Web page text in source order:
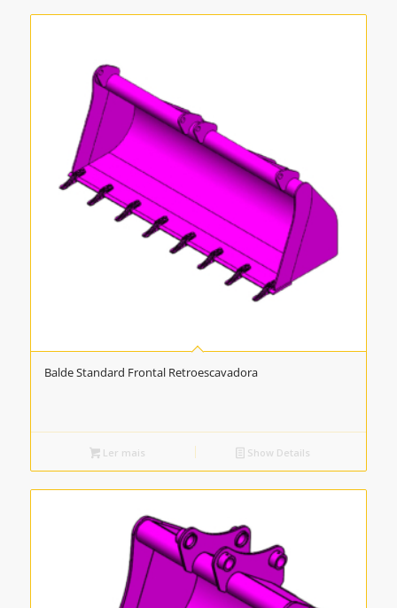
Balde Standard Frontal Retroescavadora
Ler mais Show Details